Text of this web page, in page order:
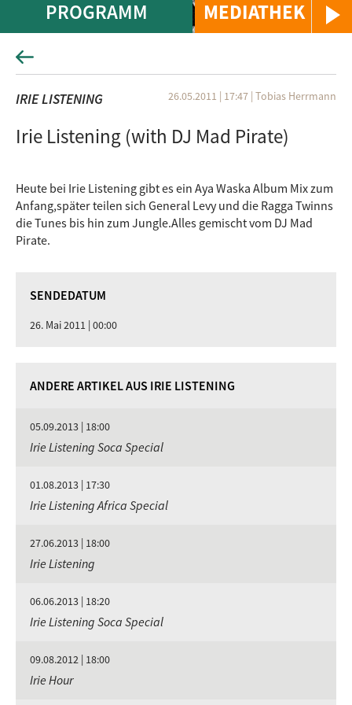
MEDIATHEK
PROGRAMM
IRIE LISTENING 26.05.2011 | 17:47 | Tobias Herrmann
Irie Listening (with DJ Mad Pirate)
Heute bei Irie Listening gibt es ein Aya Waska Album Mix zum
Anfang,später teilen sich General Levy und die Ragga Twinns
die Tunes bis hin zum Jungle.Alles gemischt vom DJ Mad
Pirate.
SENDEDATUM
26. Mai 2011 | 00:00
ANDERE ARTIKEL AUS IRIE LISTENING
05.09.2013 | 18:00
Irie Listening Soca Special
01.08.2013 | 17:30
Irie Listening Africa Special
27.06.2013 | 18:00
Irie Listening
06.06.2013 | 18:20
Irie Listening Soca Special
09.08.2012 | 18:00
Irie Hour